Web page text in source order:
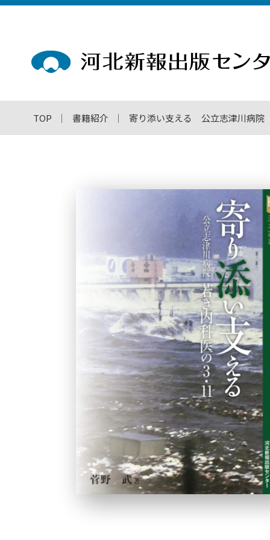
TOP 書籍紹介 寄り添い支える 公立志津川病院